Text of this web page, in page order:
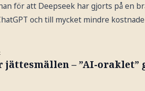
för att Deepseek har gjorts på en
och till mycket mindre
jättesmällen – ”AI-